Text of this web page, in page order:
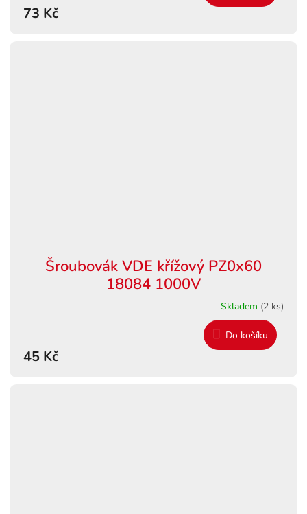
73 Kč
Šroubovák VDE křížový PZ0x60
18084 1000V
Skladem (2 ks)
45 Kč
Do košíku